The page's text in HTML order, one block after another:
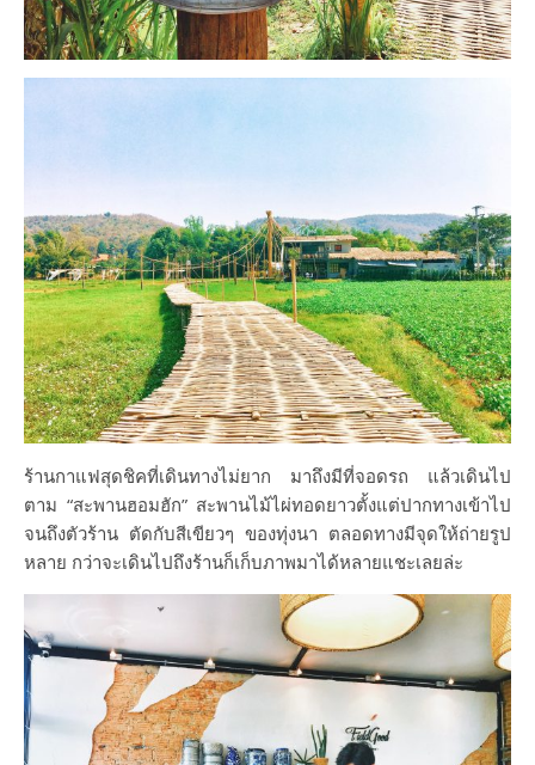
ร้านกาแฟสุดชิคที่เดินทางไม่ยาก มาถึงมีที่จอดรถ แล้วเดินไป
ตาม “สะพานฮอมฮัก” สะพานไม้ไผ่ทอดยาวตั้งแต่ปากทางเข้าไป
จนถึงตัวร้าน ตัดกับสีเขียวๆ ของทุ่งนา ตลอดทางมีจุดให้ถ่ายรูป
หลาย กว่าจะเดินไปถึงร้านก็เก็บภาพมาได้หลายแชะเลยล่ะ